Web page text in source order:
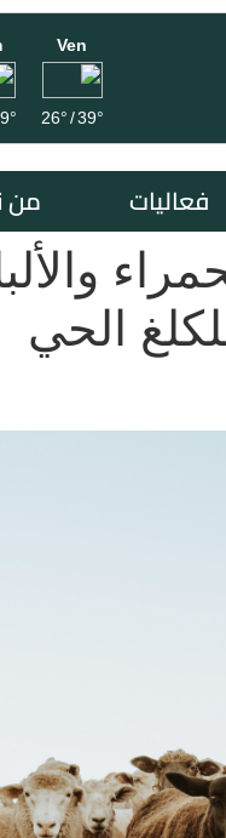
Ven
39°
/
26°
فعاليات من